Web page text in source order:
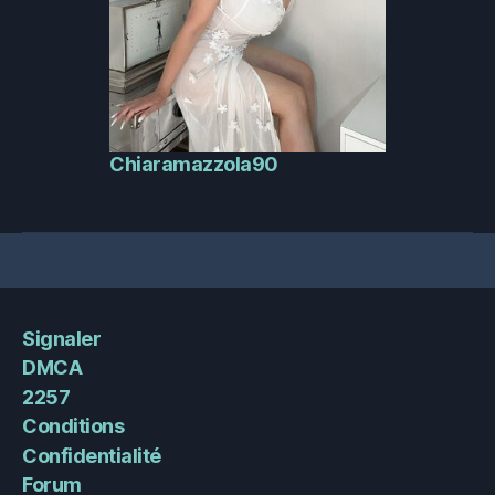
Chiaramazzola90
Signaler
DMCA
2257
Conditions
Confidentialité
Forum